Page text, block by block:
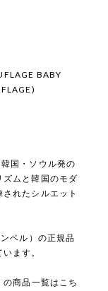
BABY
国・ソウル発の
ムと韓国のモダ
れたシルエット
ベル）の正規品
ます。
商品一覧はこち